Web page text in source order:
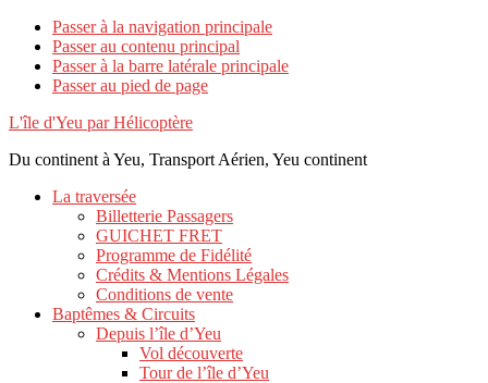
Passer à la navigation principale
Passer au contenu principal
Passer à la barre latérale principale
Passer au pied de page
L'île d'Yeu par Hélicoptère
Du continent à Yeu, Transport Aérien, Yeu continent
La traversée
Billetterie Passagers
GUICHET FRET
Programme de Fidélité
Crédits & Mentions Légales
Conditions de vente
Baptêmes & Circuits
Depuis l’île d’Yeu
Vol découverte
Tour de l’île d’Yeu